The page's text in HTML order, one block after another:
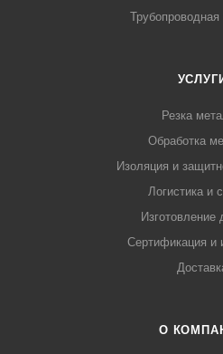
Резка
Обработка
Изоляция и
Логистика и
Изготовление
Сертификация и
О